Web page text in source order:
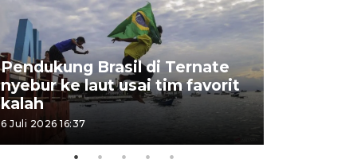
Pendukung Brasil di Ternate
nyebur ke laut usai tim favorit
kalah
6 Juli 2026 16:37